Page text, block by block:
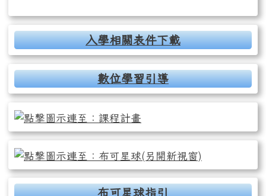
入學相關表件下載
數位學習引導
布可星球指引